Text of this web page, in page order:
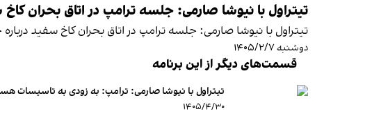
تیتراول با نیوشا صارمی: جلسه ترامپ در اتاق بحران
تیتراول با نیوشا صارمی: جلسه ترامپ در اتاق بحران کاخ سفید
دوشنبه ۱۴۰۵/۲/۷
قسمت‌های دیگر از این برنامه
تیتراول با نیوشا صارمی: ترامپ: به زودی به تاسیسات
۱۴۰۵/۴/۳۰